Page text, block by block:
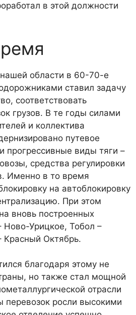
в этой должно­сти
об­ласти в 60-70-е
ставил за­дачу
со­ответствовать
грузов. В те годы силами
и кол­лектива
путевое
прогрессивные виды тяги –
средства регулировки
Именно в то время
на автоблокировку
При этом
вновь по­строенных
Ново-Урицкое, Тобол –
Октябрь.
бла­годаря этому не
но также стал мощной
отрасли
перевозок росли высокими